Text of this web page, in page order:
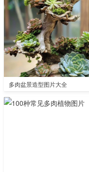
多肉盆景造型图片大全